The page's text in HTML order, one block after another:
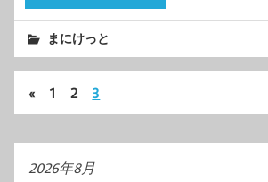
まにけっと
« 1 2 3
2026年8月